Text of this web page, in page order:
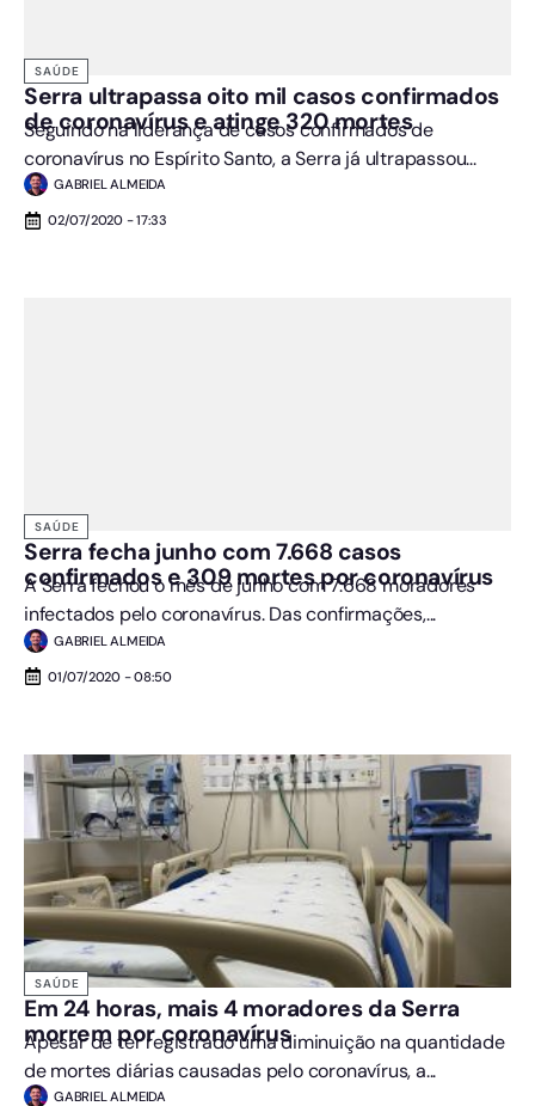
SAÚDE
Serra ultrapassa oito mil casos confirmados
de coronavírus e atinge 320 mortes
Seguindo na liderança de casos confirmados de
coronavírus no Espírito Santo, a Serra já ultrapassou...
GABRIEL ALMEIDA
02/07/2020 - 17:33
SAÚDE
Serra fecha junho com 7.668 casos
confirmados e 309 mortes por coronavírus
A Serra fechou o mês de junho com 7.668 moradores
infectados pelo coronavírus. Das confirmações,...
GABRIEL ALMEIDA
01/07/2020 - 08:50
SAÚDE
Em 24 horas, mais 4 moradores da Serra
morrem por coronavírus
Apesar de ter registrado uma diminuição na quantidade
de mortes diárias causadas pelo coronavírus, a...
GABRIEL ALMEIDA